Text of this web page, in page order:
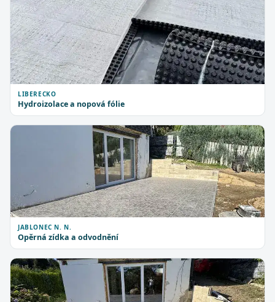
LIBERECKO
Hydroizolace a nopová fólie
JABLONEC N. N.
Opěrná zídka a odvodnění